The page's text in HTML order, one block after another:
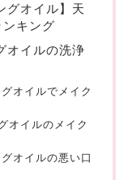
グオイル】天
キング
オイルの洗浄
オイルでメイク
オイルのメイク
オイルの悪い口